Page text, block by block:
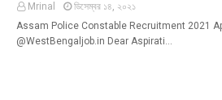
Mrinal
ডিসেম্বর ১৪, ২০২১
Assam Police Constable Recruitment 2021
@WestBengaljob.in Dear Aspirati…